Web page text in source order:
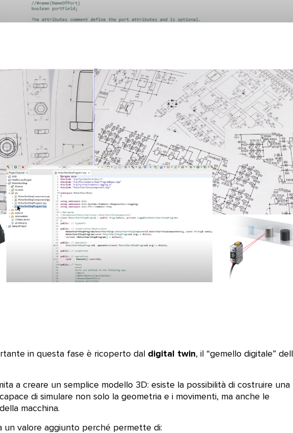
in questa fase è ricoperto dal digital twin, il “gemello digitale”
a creare un semplice modello 3D: esiste la possibilità di costruire una
di simulare non solo la geometria e i movimenti, ma anche le
macchina.
valore aggiunto perché permette di: